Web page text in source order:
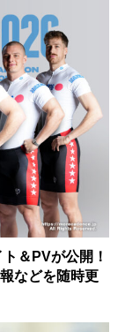
＆PVが公開！
などを随時更